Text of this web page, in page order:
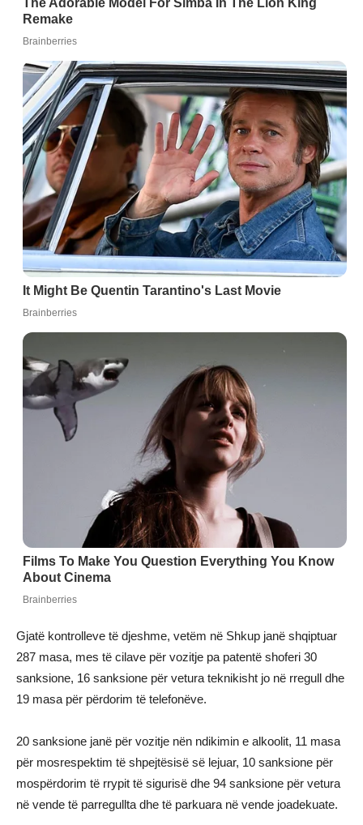
Gjatë kontrolleve të djeshme, vetëm në Shkup janë shqiptuar
287 masa, mes të cilave për vozitje pa patentë shoferi 30
sanksione, 16 sanksione për vetura teknikisht jo në rregull dhe
19 masa për përdorim të telefonëve.
20 sanksione janë për vozitje nën ndikimin e alkoolit, 11 masa
për mosrespektim të shpejtësisë së lejuar, 10 sanksione për
mospërdorim të rrypit të sigurisë dhe 94 sanksione për vetura
në vende të parregullta dhe të parkuara në vende joadekuate.